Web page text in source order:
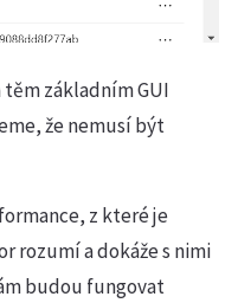
základním GUI
že nemusí být
z které je
rozumí a dokáže s nimi
budou fungovat